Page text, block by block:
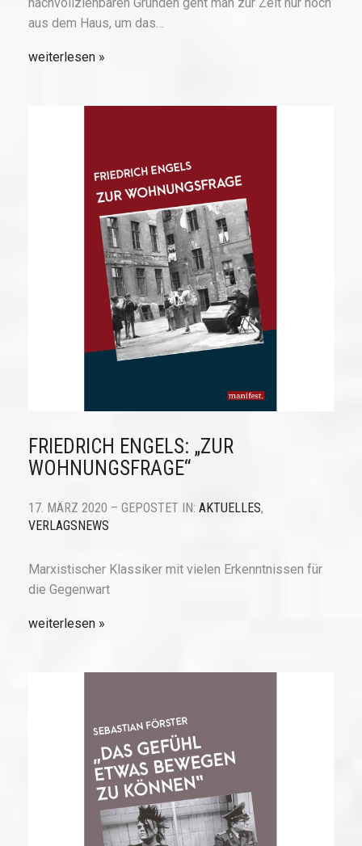
aus dem Haus, um das…
weiterlesen
FRIEDRICH ENGELS: „ZUR
WOHNUNGSFRAGE“
17. MÄRZ 2020 – GEPOSTET IN: AKTUELLES,
VERLAGSNEWS
Marxistischer Klassiker mit vielen Erkenntnissen für
die Gegenwart
weiterlesen